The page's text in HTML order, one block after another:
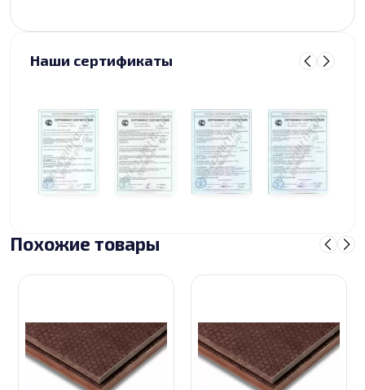
Наши сертификаты
Похожие товары